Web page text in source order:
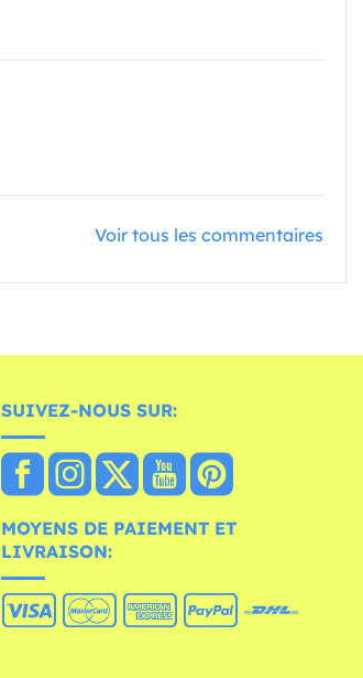
Voir tous les commentaires
SUIVEZ-NOUS SUR:
MOYENS DE PAIEMENT ET
LIVRAISON: